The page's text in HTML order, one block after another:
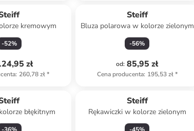
kremowym
-52%
zł
: 260,78 zł*
Steiff
Bluza polarowa w kolorze zielonym
-56%
od: 85,95 zł
Cena producenta: 195,53 zł*
błękitnym
Steiff
Rękawiczki w kolorze zielonym